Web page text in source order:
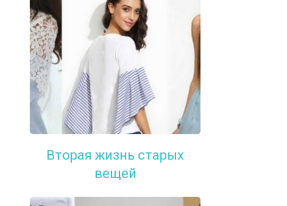
Вторая жизнь старых
вещей